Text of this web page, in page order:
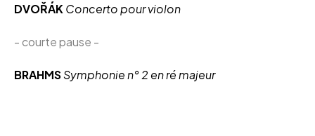
DVOŘÁK Concerto pour violon
- courte pause -
BRAHMSSymphonie n° 2 en ré majeur